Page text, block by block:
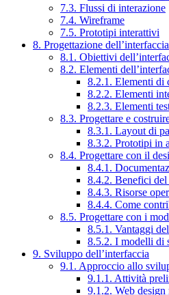
7.3. Flussi di interazione
7.4. Wireframe
7.5. Prototipi interattivi
8. Progettazione dell’interfaccia
8.1. Obiettivi
8.2. Elementi
8.2.1. Elementi di
8.2.2. Elementi
8.2.3. Elementi
8.3. Progettare e
8.3.1. Layout di
8.3.2. Prototipi in
8.4. Progettare con il
8.4.1.
8.4.2. Benefici del
8.4.3. Risorse
8.4.4. Come
8.5. Progettare con i
8.5.1. Vantaggi
8.5.2. I modelli di
9. Sviluppo dell’interfaccia
9.1. Approccio allo
9.1.1. Attività
9.1.2. Web design